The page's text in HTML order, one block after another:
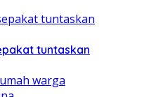
tuntaskan